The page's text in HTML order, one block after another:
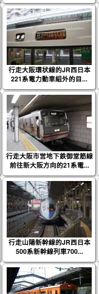
行走大阪環状線的JR西日本
221系電力動車組外的目...
行走大阪市営地下鉄御堂筋線
前往新大阪方向的21系電...
行走山陽新幹線的JR西日本
500系新幹線列車700...